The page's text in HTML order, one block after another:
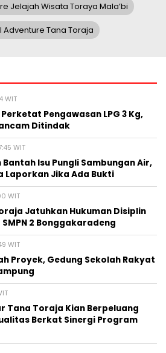
Jelajah Wisata Toraya Mala’bi
Adventure Tana Toraja
WIT
Pengawasan LPG 3 Kg,
Ditindak
WIT
Isu Pungli Sambungan Air,
Laporkan Jika Ada Bukti
WIT
Jatuhkan Hukuman Disiplin
2 Bonggakaradeng
WIT
Proyek, Gedung Sekolah Rakyat
Tana Toraja Kian Berpeluang
Berkat Sinergi Program